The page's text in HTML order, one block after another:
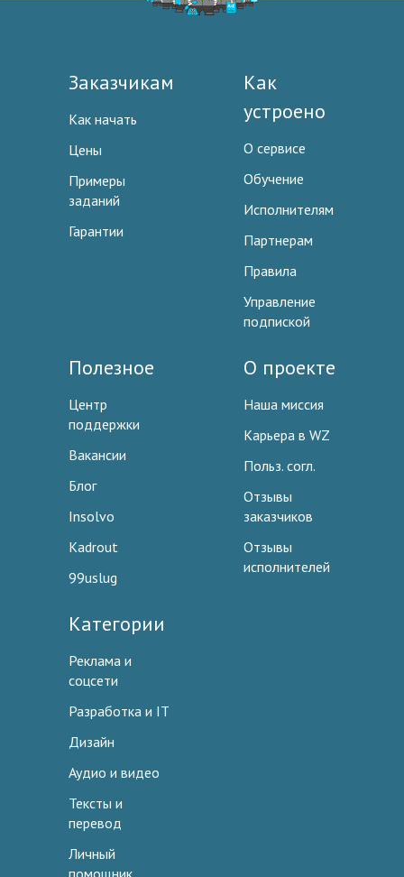
Заказчикам
Как начать
Цены
Примеры
заданий
Гарантии
Как
устроено
О сервисе
Обучение
Исполнителям
Партнерам
Правила
Управление
подпиской
Полезное
Центр
поддержки
Вакансии
Блог
Insolvo
Kadrout
99uslug
О проекте
Наша миссия
Карьера в WZ
Польз. согл.
Отзывы
заказчиков
Отзывы
исполнителей
Категории
Реклама и
соцсети
Разработка и IT
Дизайн
Аудио и видео
Тексты и
перевод
Личный